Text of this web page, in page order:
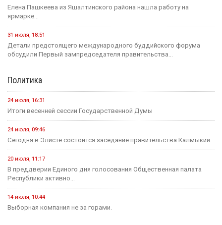
Елена Пашкеева из Яшалтинского района нашла работу на
ярмарке...
31 июля, 18:51
Детали предстоящего международного буддийского форума
обсудили Первый зампредседателя правительства...
Политика
24 июля, 16:31
Итоги весенней сессии Государственной Думы
24 июля, 09:46
Сегодня в Элисте состоится заседание правительства Калмыкии.
20 июля, 11:17
В преддверии Единого дня голосования Общественная палата
Республики активно...
14 июля, 10:44
Выборная компания не за горами.